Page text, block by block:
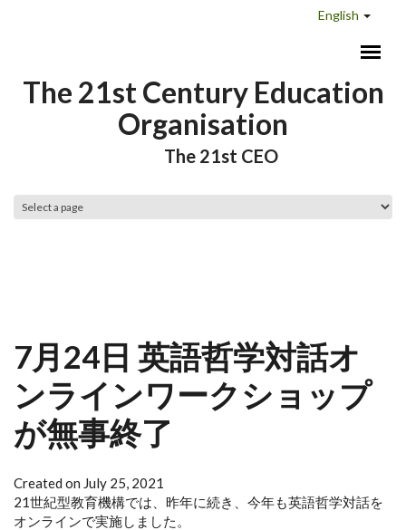
English
The 21st Century Education
Organisation
The 21st CEO
7月24日 英語哲学対話オ
ンラインワークショップ
が無事終了
Created on July 25, 2021
21世紀型教育機構では、昨年に続き、今年も英語哲学対話を
オンラインで実施しました。